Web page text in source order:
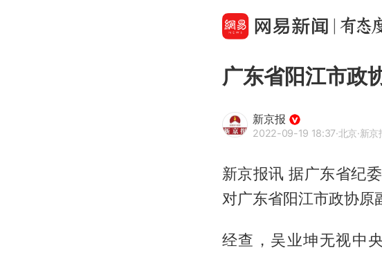
广东省阳江市政
新京报
2022-09-19 18:37·北京·新
新京报讯 据广东省纪
对广东省阳江市政协原
经查，吴业坤无视中